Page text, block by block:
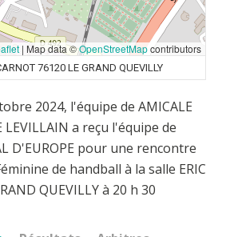
| Map data ©OpenStreetMapcontributors
76120 LE GRAND QUEVILLY
2024, l'équipe de AMICALE
LEVILLAIN a reçu l'équipe de
D'EUROPE pour une rencontre
de handball à la salle ERIC
QUEVILLY à 20 h 30